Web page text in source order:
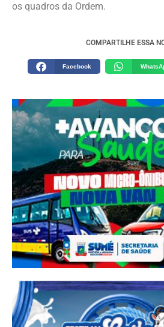
os quadros da Ordem.
COMPARTILHE ESSA
Facebook